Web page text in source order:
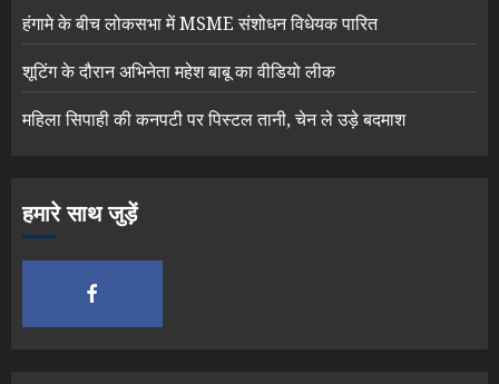
हंगामे के बीच लोकसभा में MSME संशोधन विधेयक पारित
शूटिंग के दौरान अभिनेता महेश बाबू का वीडियो लीक
महिला सिपाही की कनपटी पर पिस्टल तानी, चेन ले उड़े बदमाश
हमारे साथ जुड़ें